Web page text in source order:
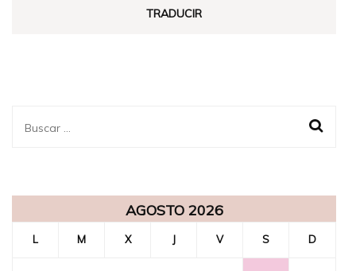
TRADUCIR
Buscar:
AGOSTO 2026
L M X J V S D